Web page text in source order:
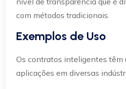
com métodos tradicionais.
Exemplos de Uso
Os contratos inteligentes têm
aplicações em diversas